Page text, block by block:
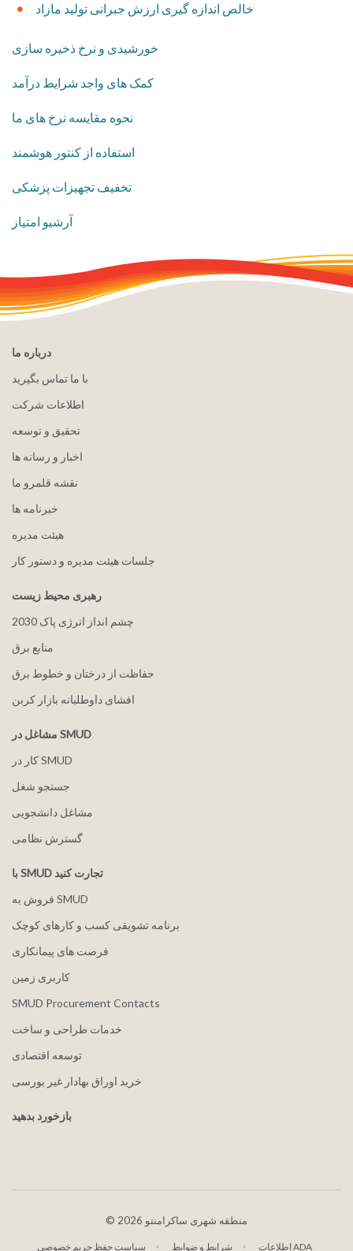
خالص اندازه گیری ارزش جبرانی تولید مازاد
خورشیدی و نرخ ذخیره سازی
کمک های واجد شرایط درآمد
نحوه مقایسه نرخ های ما
استفاده از کنتور هوشمند
​تخفیف تجهیزات پزشکی
آرشیو امتیاز
درباره ما
با ما تماس بگیرید
اطلاعات شرکت
تحقیق و توسعه
اخبار و رسانه ها
نقشه قلمرو ما
خبرنامه ها
هيئت مدیره
جلسات هیئت مدیره و دستور کار
رهبری محیط زیست
2030 چشم انداز انرژی پاک
منابع برق
حفاظت از درختان و خطوط برق
افشای داوطلبانه بازار کربن
مشاغل در SMUD
کار در SMUD
جستجو شغل
مشاغل دانشجویی
گسترش نظامی
با SMUD تجارت کنید
فروش به SMUD
برنامه تشویقی کسب و کارهای کوچک
فرصت های پیمانکاری
کاربری زمین
SMUD Procurement Contacts
خدمات طراحی و ساخت
توسعه اقتصادی
خرید اوراق بهادار غیر بورسی
بازخورد بدهید
© 2026 منطقه شهری ساکرامنتو
سیاست حفظ حریم خصوصی شرایط و ضوابط اطلاعات ADA